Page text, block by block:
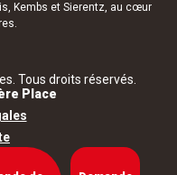
Kembs et Sierentz, au cœur
. Tous droits réservés.
Place